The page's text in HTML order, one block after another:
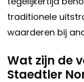
traditionele
waarderen bij
Wat zijn de
Staedtler